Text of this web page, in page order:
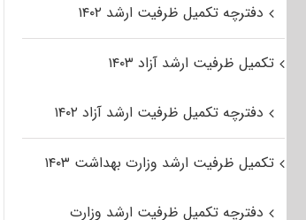
دفترچه تکمیل ظرفیت ارشد ۱۴۰۲
تکمیل ظرفیت ارشد آزاد ۱۴۰۳
دفترچه تکمیل ظرفیت ارشد آزاد ۱۴۰۲
تکمیل ظرفیت ارشد وزارت بهداشت ۱۴۰۳
دفترچه تکمیل ظرفیت ارشد وزارت